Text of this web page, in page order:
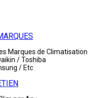
Marques de Climatisation
/ Toshiba
/ Etc